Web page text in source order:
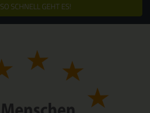
SO SCHNELL GEHT ES!